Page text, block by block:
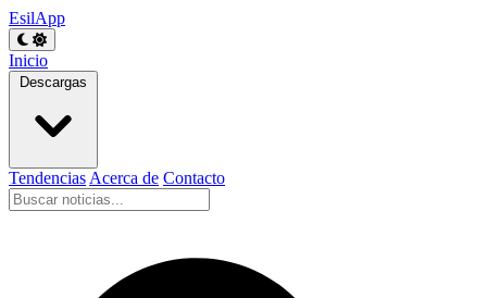
EsilApp
Inicio
Descargas
Tendencias Acerca de Contacto